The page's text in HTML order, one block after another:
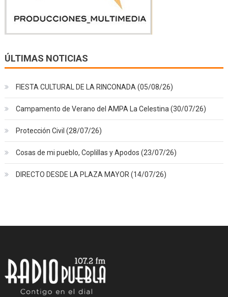
ÚLTIMAS NOTICIAS
FIESTA CULTURAL DE LA RINCONADA (05/08/26)
Campamento de Verano del AMPA La Celestina (30/07/26)
Protección Civil (28/07/26)
Cosas de mi pueblo, Coplillas y Apodos (23/07/26)
DIRECTO DESDE LA PLAZA MAYOR (14/07/26)